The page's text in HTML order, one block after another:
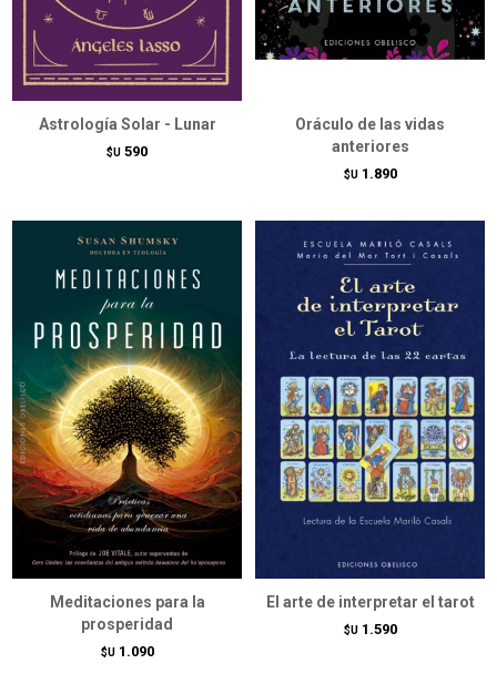
Astrología Solar - Lunar
$U 590
Oráculo de las vidas
anteriores
$U 1.890
Meditaciones para la
prosperidad
$U 1.090
El arte de interpretar el tarot
$U 1.590